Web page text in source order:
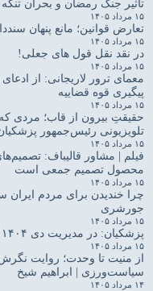
تاثیر جنگ رمضان و بحران تنگه
۱۵ مرداد ۱۴۰۵
تعارض قوانین؛ مانع پنهان
۱۵ مرداد ۱۴۰۵
در نقد نقل قول های جعلی!
۱۵ مرداد ۱۴۰۵
معمای ترور لاریجانی: از
پیگیری قوه قضاییه
۱۵ مرداد ۱۴۰۵
حقیقتِ بیرون از قاب؛ مردی
تلویزیونی رئیس‌جمهور
۱۵ مرداد ۱۴۰۵
فیلم | مشاور قالیباف:
محصول تصمیم جمعی است
۱۵ مرداد ۱۴۰۵
چرا خندیدن برای مردم
جورشری
۱۵ مرداد ۱۴۰۵
پزشکیان: در مدیریت دی ۱۴۰۴ آمادگی لازم نبود
۱۵ مرداد ۱۴۰۵
از منیت تا وحدت؛ روایت
سیاست‌ورزی | ابراهیم شیخ
۱۴ مرداد ۱۴۰۵